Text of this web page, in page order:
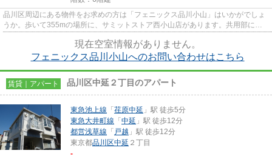
品川区周辺にある物件をお求めの方は「フェニックス品川小山」はいかがでしょ
うか。歩いて355mの場所に、サミットストア西小山店があります。共用部には
現在空室情報がありません。
フェニックス品川小山へのお問い合わせはこちら
賃貸｜アパート 品川区中延２丁目のアパート
東急池上線 「 荏原中延 」駅 徒歩5分
東急大井町線 「 中延 」駅 徒歩12分
都営浅草線 「 戸越 」駅 徒歩12分
東京都品川区中延 ２丁目
-